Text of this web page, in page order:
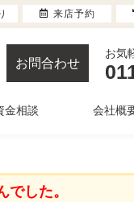
お問合わせ
お気
金相談 会社概
した。
来店予約